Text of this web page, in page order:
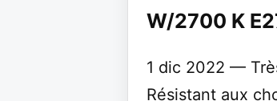
W/2700 K
1 dic 2022 —
Résistant aux